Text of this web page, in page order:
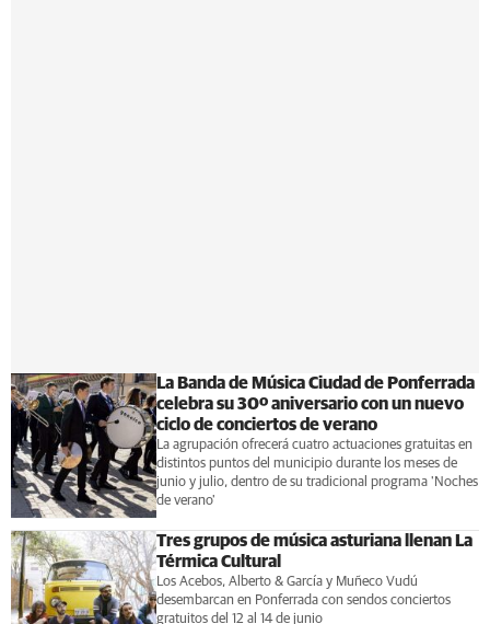
La Banda de Música Ciudad de Ponferrada
celebra su 30º aniversario con un nuevo
ciclo de conciertos de verano
La agrupación ofrecerá cuatro actuaciones gratuitas en
distintos puntos del municipio durante los meses de
junio y julio, dentro de su tradicional programa 'Noches
de verano'
Tres grupos de música asturiana llenan La
Térmica Cultural
Los Acebos, Alberto & García y Muñeco Vudú
desembarcan en Ponferrada con sendos conciertos
gratuitos del 12 al 14 de junio